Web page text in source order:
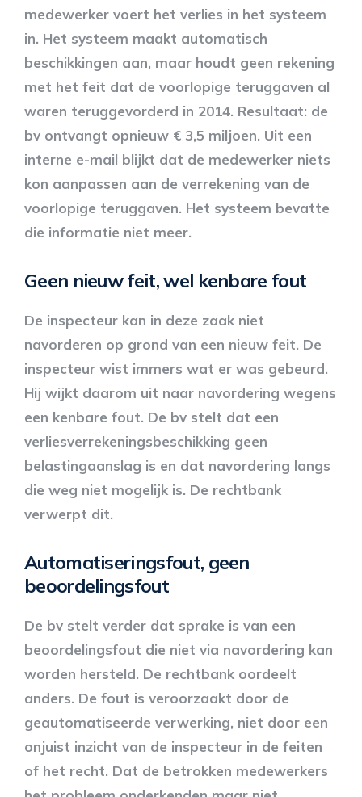
medewerker voert het verlies in het systeem
in. Het systeem maakt automatisch
beschikkingen aan, maar houdt geen rekening
met het feit dat de voorlopige teruggaven al
waren teruggevorderd in 2014. Resultaat: de
bv ontvangt opnieuw € 3,5 miljoen. Uit een
interne e-mail blijkt dat de medewerker niets
kon aanpassen aan de verrekening van de
voorlopige teruggaven. Het systeem bevatte
die informatie niet meer.
Geen nieuw feit, wel kenbare fout
De inspecteur kan in deze zaak niet
navorderen op grond van een nieuw feit. De
inspecteur wist immers wat er was gebeurd.
Hij wijkt daarom uit naar navordering wegens
een kenbare fout. De bv stelt dat een
verliesverrekeningsbeschikking geen
belastingaanslag is en dat navordering langs
die weg niet mogelijk is. De rechtbank
verwerpt dit.
Automatiseringsfout, geen
beoordelingsfout
De bv stelt verder dat sprake is van een
beoordelingsfout die niet via navordering kan
worden hersteld. De rechtbank oordeelt
anders. De fout is veroorzaakt door de
geautomatiseerde verwerking, niet door een
onjuist inzicht van de inspecteur in de feiten
of het recht. Dat de betrokken medewerkers